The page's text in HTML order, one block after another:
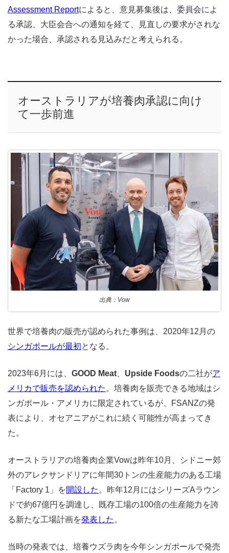
Assessment Reportによると、意見募集後は、委員会によ
る承認、大臣会合への通知を経て、見直しの要求がされな
かった場合、承認される見込みだと考えられる。
オーストラリアが培養肉承認に向け
て一歩前進
出典：Vow
世界で培養肉の販売が認められた事例は、2020年12月の
シンガポールが最初となる。
2023年6月には、 GOOD Meat Upside Foodsの二社がア
メリカで販売を認められた 。培養肉を販売できる地域はシ
ンガポール・アメリカに限定されているが、FSANZの発
表により、オセアニアがこれに続く可能性が高まってき
た。
オーストラリアの培養肉企業Vowは昨年10月、シドニー郊
外のアレクサンドリアに年間30トンの生産能力のある工場
「Factory 1」を開設した 。昨年12月にはシリーズAラウン
ドで約67億円を調達し、既存工場の100倍の生産能力を誇
る新たな工場計画を発表した 。
当時の発表では、培養ウズラ肉を今年シンガポールで発売